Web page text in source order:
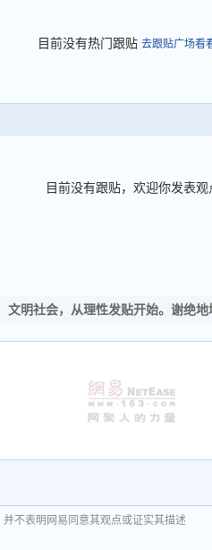
目前没有热门跟贴 去跟贴广场看
目前没有跟贴，欢迎你发表观
文明社会，从理性发贴开始。谢绝地
不表明网易同意其观点或证实其描述